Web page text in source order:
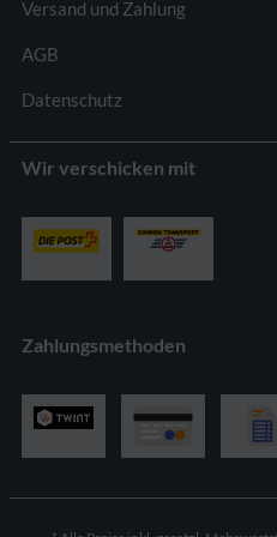
Versand und Zahlung
AGB
Datenschutz
Wir verschicken mit
Zahlungsmethoden